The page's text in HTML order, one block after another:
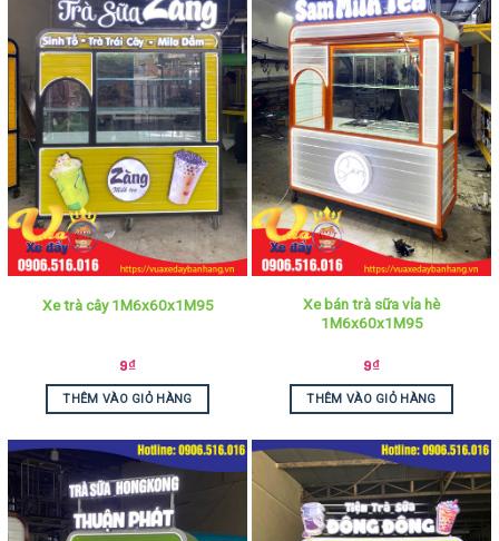
Xe trà cây 1M6x60x1M95
9₫
THÊM VÀO GIỎ HÀNG
Xe bán trà sữa vỉa hè
1M6x60x1M95
9₫
THÊM VÀO GIỎ HÀNG